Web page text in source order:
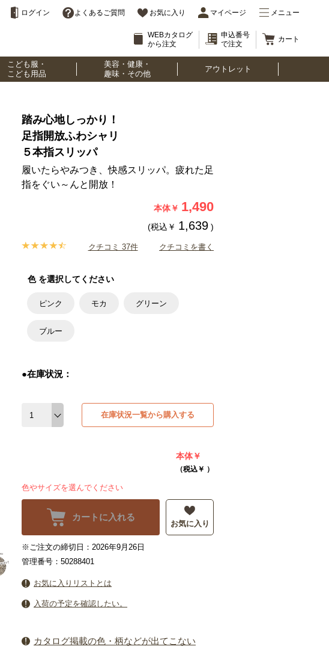
ログイン よくあるご質問 お気に入り マイページ メニュー
WEBカタログ
から注文
申込番号
で注文
カート
こども服・
こども用品
美容・健康・
趣味・その他
アウトレット
踏み心地しっかり！
足指開放ふわシャリ
５本指スリッパ
履いたらやみつき、快感スリッパ。疲れた足
指をぐい～んと開放！
本体￥ 1,490
(税込￥ 1,639 )
クチコミ 37件 クチコミを書く
色 を選択してください
ピンク モカ グリーン
ブルー
●在庫状況：
在庫状況一覧から購入する
本体￥
（税込￥ ）
色やサイズを選んでください
カートに入れる
お気に入り
※ご注文の締切日：2026年9月26日
管理番号：50288401
お気に入りリストとは
入荷の予定を確認したい。
カタログ掲載の色・柄などが出てこない